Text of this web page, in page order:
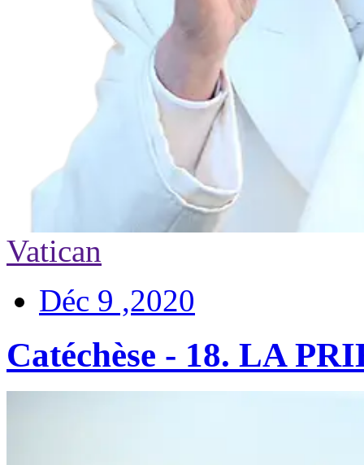
Vatican
Déc 9 ,2020
Catéchèse - 18. LA